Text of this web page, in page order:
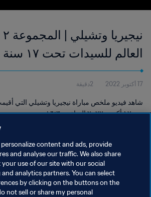
فيديو ملخص
17 أكتوبر 2022 2دقيقة
شاهد فيديو ملخص مباراة نيجيريا وتشيلي التي
يوم ١٧ أكتوبر ٢٠٢٢ الساعة ١٦:٣٠
سياسة الخصوصية
content and ads, provide
and analyse our traffic. We also share
use of our site with our social
analytics partners. You can select
by clicking on the buttons on the
not sell or share my personal